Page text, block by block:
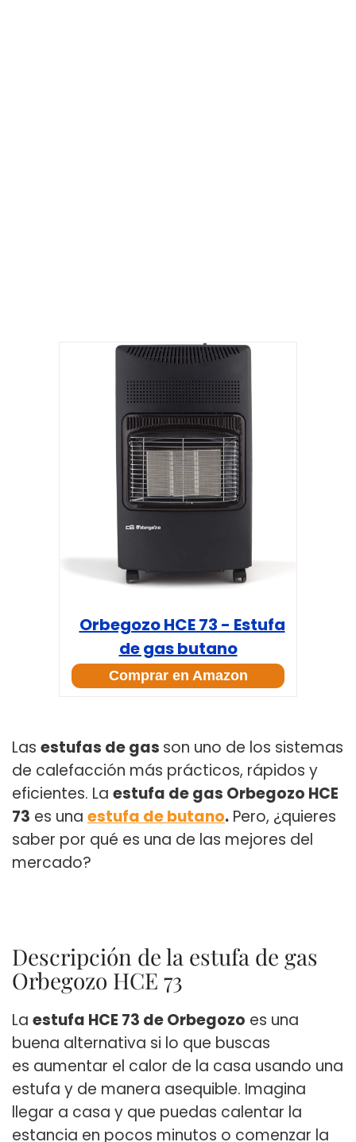
Orbegozo HCE 73 - Estufa
de gas butano
Comprar en Amazon
Las estufas de gas son uno de los sistemas
de calefacción más prácticos, rápidos y
eficientes. La estufa de gas Orbegozo HCE
73 es una estufa de butano. Pero, ¿quieres
saber por qué es una de las mejores del
mercado?
Descripción de la estufa de gas
Orbegozo HCE 73
La estufa HCE 73 de Orbegozo es una
buena alternativa si lo que buscas
es aumentar el calor de la casa usando una
estufa y de manera asequible. Imagina
llegar a casa y que puedas calentar la
estancia en pocos minutos o comenzar la